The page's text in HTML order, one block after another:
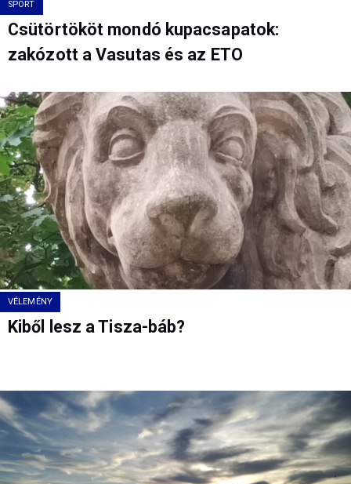
SPORT
Csütörtököt mondó kupacsapatok:
zakózott a Vasutas és az ETO
VÉLEMÉNY
Kiből lesz a Tisza-báb?